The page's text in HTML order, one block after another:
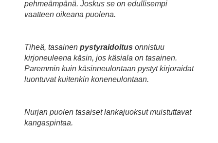
pehmeämpänä. Joskus se on edullisempi
vaatteen oikeana puolena.
Tiheä, tasainen pystyraidoitus onnistuu
kirjoneuleena käsin, jos käsiala on tasainen.
Paremmin kuin käsinneulontaan pystyt kirjoraidat
luontuvat kuitenkin koneneulontaan.
Nurjan puolen tasaiset lankajuoksut muistuttavat
kangaspintaa.